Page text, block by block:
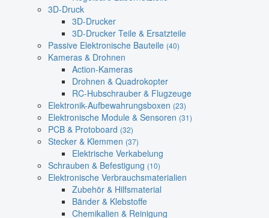
3D-Druck
3D-Drucker
3D-Drucker Teile & Ersatzteile
Passive Elektronische Bauteile (40)
Kameras & Drohnen
Action-Kameras
Drohnen & Quadrokopter
RC-Hubschrauber & Flugzeuge
Elektronik-Aufbewahrungsboxen (23)
Elektronische Module & Sensoren (31)
PCB & Protoboard (32)
Stecker & Klemmen (37)
Elektrische Verkabelung
Schrauben & Befestigung (10)
Elektronische Verbrauchsmaterialien
Zubehör & Hilfsmaterial
Bänder & Klebstoffe
Chemikalien & Reinigung